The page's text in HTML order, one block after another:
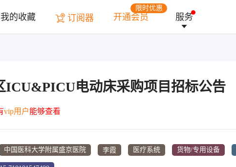
我的收藏 订阅器 开通会员
限时优惠
服务
ICU&PICU电动床采购项目招标公告
vip用户能够查看
中国医科大学附属盛京医院 李霞 医疗系统 货物/专用设备